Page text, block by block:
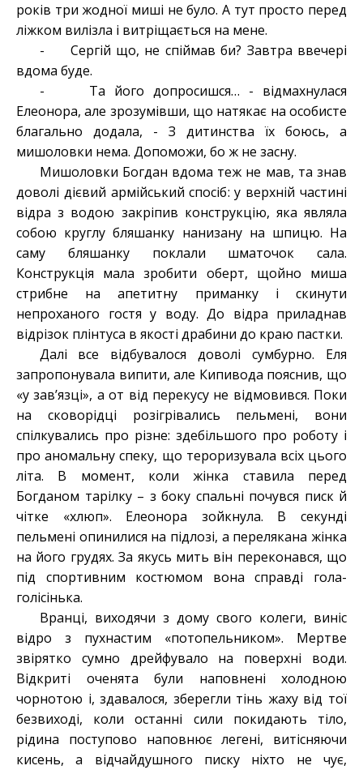
років три жодної миші не було. А тут просто перед
ліжком вилізла і витріщається на мене.
- Сергій що, не спіймав би? Завтра ввечері
вдома буде.
- Та його допросишся… - відмахнулася
Елеонора, але зрозумівши, що натякає на особисте
благально додала, - З дитинства їх боюсь, а
мишоловки нема. Допоможи, бо ж не засну.
Мишоловки Богдан вдома теж не мав, та знав
доволі дієвий армійський спосіб: у верхній частині
відра з водою закріпив конструкцію, яка являла
собою круглу бляшанку нанизану на шпицю. На
саму бляшанку поклали шматочок сала.
Конструкція мала зробити оберт, щойно миша
стрибне на апетитну приманку і скинути
непроханого гостя у воду. До відра приладнав
відрізок плінтуса в якості драбини до краю пастки.
Далі все відбувалося доволі сумбурно. Еля
запропонувала випити, але Кипивода пояснив, що
«у зав’язці», а от від перекусу не відмовився. Поки
на сковорідці розігрівались пельмені, вони
спілкувались про різне: здебільшого про роботу і
про аномальну спеку, що тероризувала всіх цього
літа. В момент, коли жінка ставила перед
Богданом тарілку – з боку спальні почувся писк й
чітке «хлюп». Елеонора зойкнула. В секунді
пельмені опинилися на підлозі, а перелякана жінка
на його грудях. За якусь мить він переконався, що
під спортивним костюмом вона справді гола-
голісінька.
Вранці, виходячи з дому свого колеги, виніс
відро з пухнастим «потопельником». Мертве
звірятко сумно дрейфувало на поверхні води.
Відкриті оченята були наповнені холодною
чорнотою і, здавалося, зберегли тінь жаху від тої
безвиході, коли останні сили покидають тіло,
рідина поступово наповнює легені, витісняючи
кисень, а відчайдушного писку ніхто не чує,